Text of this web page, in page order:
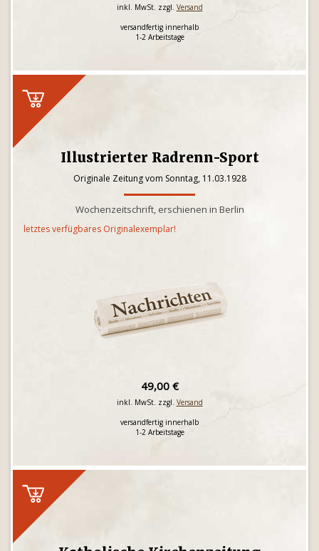
inkl. MwSt. zzgl. Versand
versandfertig innerhalb
1-2 Arbeitstage
Illustrierter Radrenn-Sport
Originale Zeitung vom Sonntag, 11.03.1928
Wochenzeitschrift, erschienen in Berlin
letztes verfügbares Originalexemplar!
49,00 €
inkl. MwSt. zzgl. Versand
versandfertig innerhalb
1-2 Arbeitstage